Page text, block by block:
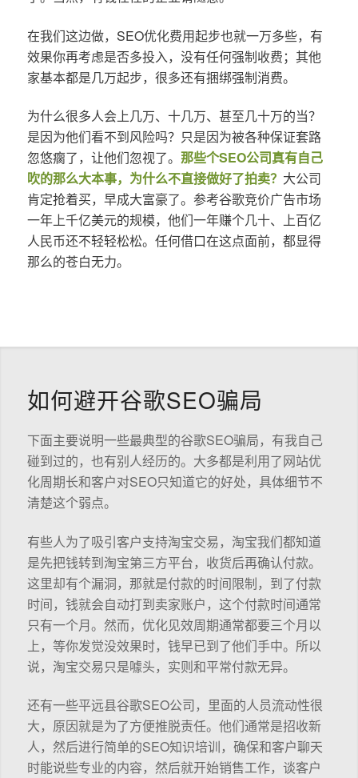
在我们这边做，SEO优化费用起步也就一万多些，有
效果你再考虑是否多投入，没有任何强制收费；其他
家基本都是几万起步，很多还有捆绑强制消费。
为什么很多人会上几万、十几万、甚至几十万的当？
是因为他们看不到风险吗？只是因为被各种保证套路
忽悠瘸了，让他们忽视了。 那些个SEO公司真有自己
吹的那么大本事，为什么不直接做好了拍卖？ 大公司
肯定抢着买，早成大富豪了。参考谷歌竞价广告市场
一年上千亿美元的规模，他们一年赚个几十、上百亿
人民币还不轻轻松松。任何借口在这点面前，都显得
那么的苍白无力。
如何避开谷歌SEO骗局
下面主要说明一些最典型的谷歌SEO骗局，有我自己
碰到过的，也有别人经历的。大多都是利用了网站优
化周期长和客户对SEO只知道它的好处，具体细节不
清楚这个弱点。
有些人为了吸引客户支持淘宝交易，淘宝我们都知道
是先把钱转到淘宝第三方平台，收货后再确认付款。
这里却有个漏洞，那就是付款的时间限制，到了付款
时间，钱就会自动打到卖家账户，这个付款时间通常
只有一个月。然而，优化见效周期通常都要三个月以
上，等你发觉没效果时，钱早已到了他们手中。所以
说，淘宝交易只是噱头，实则和平常付款无异。
还有一些平远县谷歌SEO公司，里面的人员流动性很
大，原因就是为了方便推脱责任。他们通常是招收新
人，然后进行简单的SEO知识培训，确保和客户聊天
时能说些专业的内容，然后就开始销售工作，谈客户